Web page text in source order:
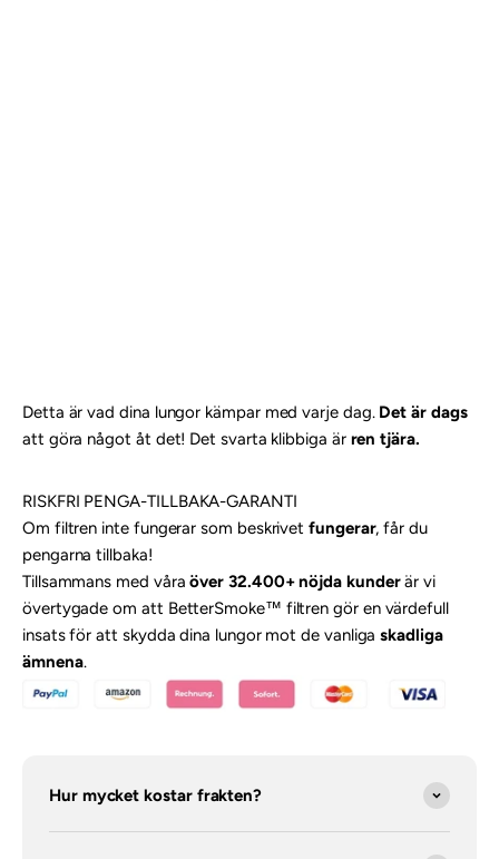
Detta är vad dina lungor kämpar med varje dag. Det är dags
att göra något åt det! Det svarta klibbiga är ren tjära.
RISKFRI PENGA-TILLBAKA-GARANTI
Om filtren inte fungerar som beskrivetfungerar, får du
pengarna tillbaka!
Tillsammans med våraöver 32.400+ nöjda kunderär vi
övertygade om att BetterSmoke™ filtren gör en värdefull
insats för att skydda dina lungor mot de vanligaskadliga
ämnena.
Hur mycket kostar frakten?